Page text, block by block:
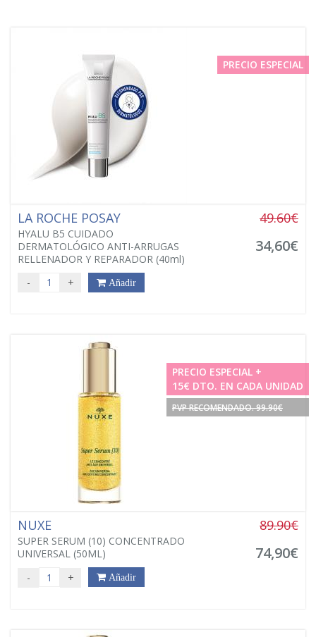
PRECIO ESPECIAL
LA ROCHE POSAY
HYALU B5 CUIDADO
DERMATOLÓGICO ANTI-ARRUGAS
RELLENADOR Y REPARADOR (40ml)
49.60€
34,60€
- + Añadir
PRECIO ESPECIAL +
15€ DTO. EN CADA UNIDAD
PVP RECOMENDADO. 99.90€
NUXE
SUPER SERUM (10) CONCENTRADO
UNIVERSAL (50ML)
89.90€
74,90€
- + Añadir